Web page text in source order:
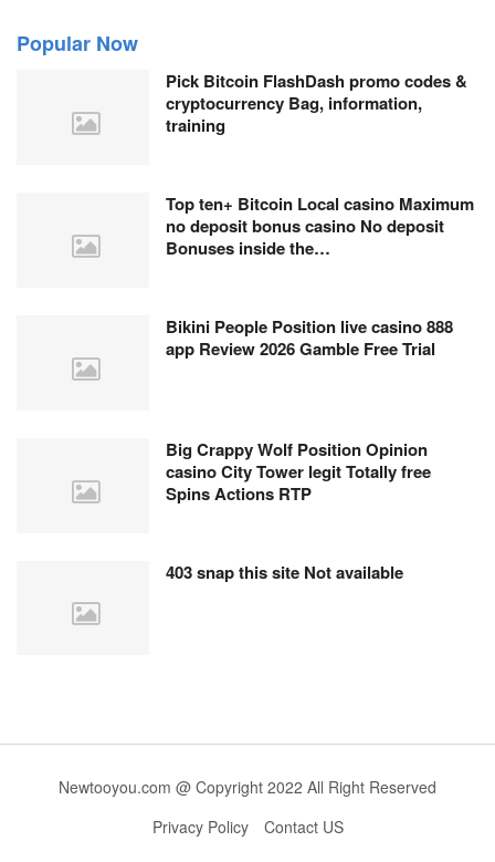
Popular Now
Pick Bitcoin FlashDash promo codes &
cryptocurrency Bag, information,
training
Top ten+ Bitcoin Local casino Maximum
no deposit bonus casino No deposit
Bonuses inside the…
Bikini People Position live casino 888
app Review 2026 Gamble Free Trial
Big Crappy Wolf Position Opinion
casino City Tower legit Totally free
Spins Actions RTP
403 snap this site Not available
Newtooyou.com @ Copyright 2022 All Right Reserved
Privacy Policy
Contact US